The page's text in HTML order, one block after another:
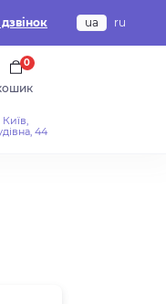
ua ru
0
Київ,
44